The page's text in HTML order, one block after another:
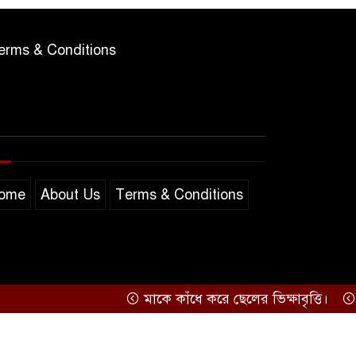
& Conditions
About Us Terms & Conditions
মাকে কাঁধে করে ছেলের ভিক্ষাবৃত্তি।